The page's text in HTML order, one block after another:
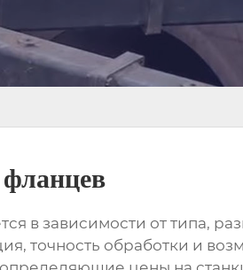
в зависимости от типа,
точность обработки и